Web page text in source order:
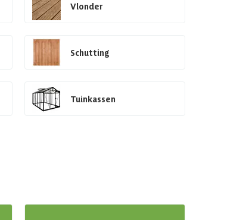
Vlonder
Schutting
Tuinkassen